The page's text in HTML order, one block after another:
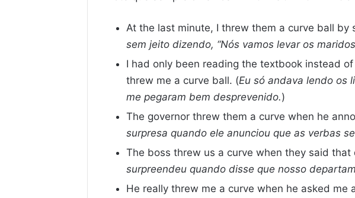
At the last minute, I threw them a curve ball by
sem jeito dizendo, “Nós vamos levar os
I had only been reading the textbook instead
threw me a curve ball. (Eu só andava lendo os
me pegaram bem desprevenido.)
The governor threw them a curve when he
surpresa quando ele anunciou que as verbas
The boss threw us a curve when they said
surpreendeu quando disse que nosso
He really threw me a curve when he asked me